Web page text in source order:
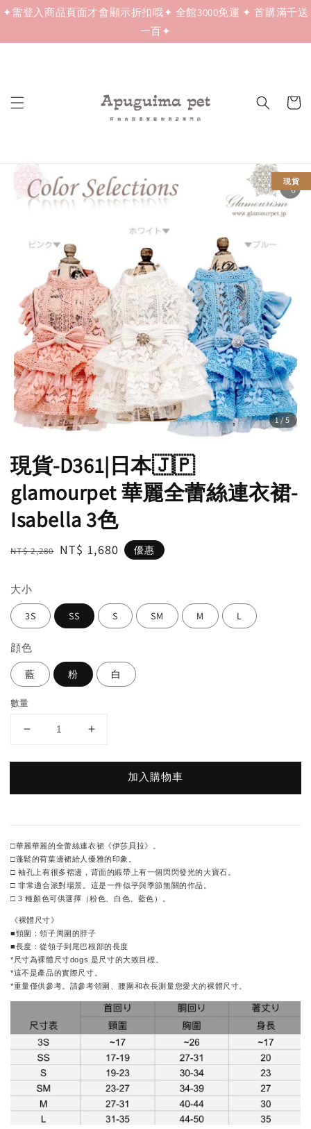
✦需登入商品頁面才會顯示折扣哦✦ 全館3000免運 ✦ 首購滿千送
一百✦
1/5
現貨
現貨-D361|日本🇯🇵
glamourpet 華麗全蕾絲連衣裙-
Isabella 3色
Regular
NT$ 2,280 Sale
NT$ 1,680 優惠
大小
3S SS S SM M L
顔色
藍 粉 白
數量
加入購物車
□華麗華麗的全蕾絲連衣裙《伊莎貝拉》。
□蓬鬆的荷葉邊裙給人優雅的印象。
□ 袖孔上有很多褶邊，背面的緞帶上有一個閃閃發光的大寶石。
□ 非常適合派對場景。這是一件似乎與季節無關的作品。
□ 3 種顏色可供選擇（粉色、白色、藍色）。
《裸體尺寸》
■頸圍：領子周圍的脖子
■長度：從領子到尾巴根部的長度
*尺寸為裸體尺寸dogs 是尺寸的大致目標。
*這不是產品的實際尺寸。
*重量僅供參考。請參考領圍、腰圍和衣長測量您愛犬的裸體尺寸。